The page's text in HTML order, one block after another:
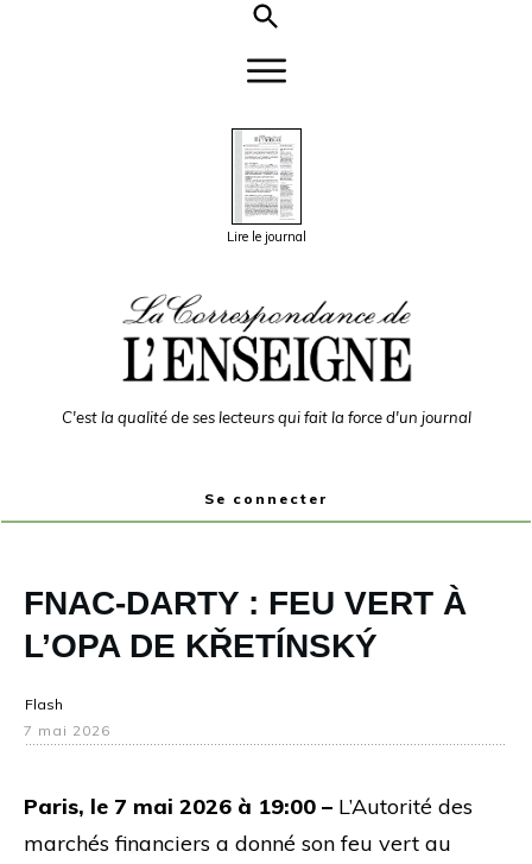
Lire le journal
C'est la qualité de ses lecteurs qui fait la force d'un journal
Se connecter
FNAC-DARTY : FEU VERT À
L’OPA DE KŘETÍNSKÝ
Flash
7 mai 2026
Paris, le 7 mai 2026 à 19:00 – L’Autorité des
marchés financiers a donné son feu vert au